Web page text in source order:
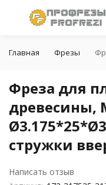
Главная Фрезы
Фреза для
стружки
Написать отзыв